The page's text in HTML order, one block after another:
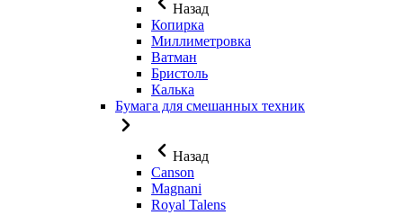
Назад
Копирка
Миллиметровка
Ватман
Бристоль
Калька
Бумага для смешанных техник
Назад
Canson
Magnani
Royal Talens